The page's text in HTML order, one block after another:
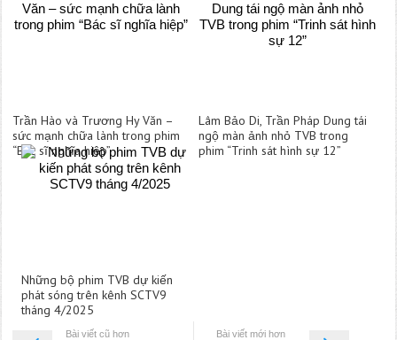
Trần Hào và Trương Hy Văn –
sức mạnh chữa lành trong phim
“Bác sĩ nghĩa hiệp”
Lâm Bảo Di, Trần Pháp Dung tái
ngộ màn ảnh nhỏ TVB trong
phim “Trinh sát hình sự 12”
Những bộ phim TVB dự kiến
phát sóng trên kênh SCTV9
tháng 4/2025
Bài viết cũ hơn Bài viết mới hơn